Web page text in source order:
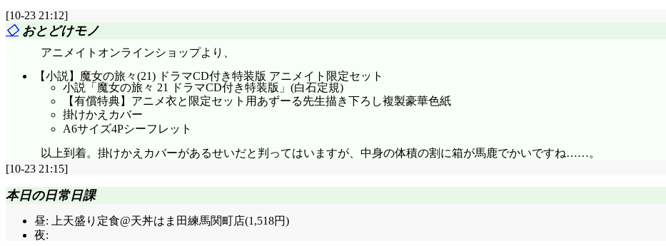
[10-23 21:12]
◇おとどけモノ
アニメイトオンラインショップより、
【小説】魔女の旅々(21) ドラマCD付き特装版 アニメイト限定セット
小説「魔女の旅々 21 ドラマCD付き特装版」(白石定規)
【有償特典】アニメ衣と限定セット用あずーる先生描き下ろし複製豪華色紙
掛けかえカバー
A6サイズ4Pシーフレット
以上到着。掛けかえカバーがあるせいだと判ってはいますが、中身の体積の割に箱が馬鹿でかいですね……。
[10-23 21:15]
本日の日常日課
昼: 上天盛り定食@天丼はま田練馬関町店(1,518円)
夜: